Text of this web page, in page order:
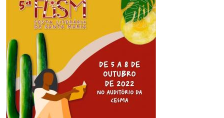
Gabinete de Segurança Institucional
Advocacia-Geral da União
Banco Central do Brasil
Planalto